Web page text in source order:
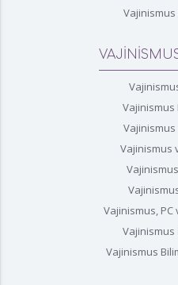
Vajinismus
Vajinismus
Vajinismus,
Vajinismus